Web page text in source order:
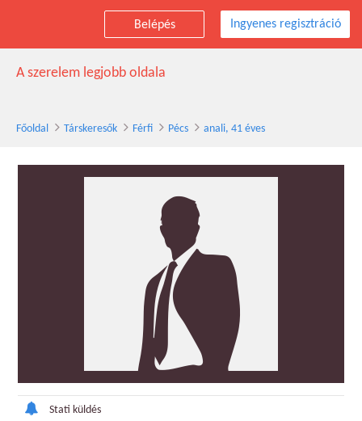
Belépés Ingyenes regisztráció
anali társkereső férfi, 41 éves, Pécs
A szerelem legjobb oldala
Főoldal Társkeresők Férfi Pécs anali, 41 éves
Stati küldés